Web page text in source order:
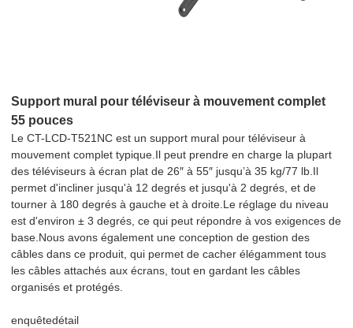
Support mural pour téléviseur à mouvement complet
55 pouces
Le CT-LCD-T521NC est un support mural pour téléviseur à
mouvement complet typique.Il peut prendre en charge la plupart
des téléviseurs à écran plat de 26″ à 55″ jusqu’à 35 kg/77 lb.Il
permet d'incliner jusqu'à 12 degrés et jusqu'à 2 degrés, et de
tourner à 180 degrés à gauche et à droite.Le réglage du niveau
est d'environ ± 3 degrés, ce qui peut répondre à vos exigences de
base.Nous avons également une conception de gestion des
câbles dans ce produit, qui permet de cacher élégamment tous
les câbles attachés aux écrans, tout en gardant les câbles
organisés et protégés.
enquêtedétail